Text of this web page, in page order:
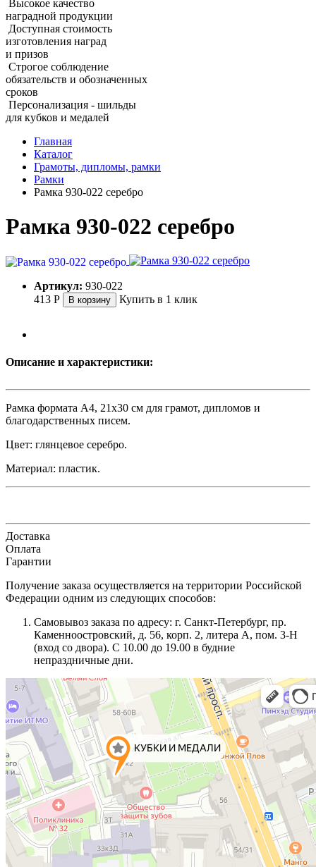
Высокое качество
наградной продукции
Доступная стоимость
изготовления наград
и призов
Строгое соблюдение
обязательств и обозначенных
сроков
Персонализация - шильды
для кубков и медалей
Главная
Каталог
Грамоты, дипломы, рамки
Рамки
Рамка 930‑022 серебро
Рамка 930‑022 серебро
Артикул: 930-022
413 Р В корзину Купить в 1 клик
Описание и характеристики:
Рамка формата А4, 21х30 см для грамот, дипломов и
благодарственных писем.
Цвет: глянцевое серебро.
Материал: пластик.
Доставка
Оплата
Гарантии
Получение заказа осуществляется на территории Российской
Федерации одним из следующих способов:
Самовывоз заказа по адресу: г. Санкт-Петербург, пр.
Каменноостровский, д. 56, корп. 2, литера А, пом. 3-Н
(вход со двора). С 10.00 до 19.00 в будние
непраздничные дни.